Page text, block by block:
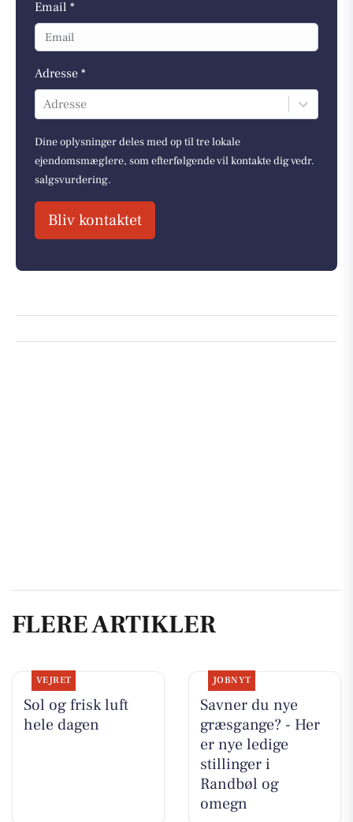
Email *
Adresse *
Adresse
Dine oplysninger deles med op til tre lokale
ejendomsmæglere, som efterfølgende vil kontakte dig vedr.
salgsvurdering.
Bliv kontaktet
FLERE ARTIKLER
VEJRET
Sol og frisk luft
hele dagen
JOBNYT
Savner du nye
græsgange? - Her
er nye ledige
stillinger i
Randbøl og
omegn